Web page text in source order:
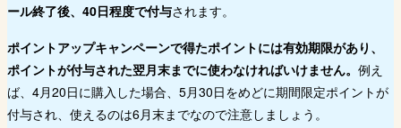
ール終了後、40日程度で付与されます。
ポイントアップキャンペーンで得たポイントには有効期限があり、
ポイントが付与された翌月末までに使わなければいけません。 例え
ば、4月20日に購入した場合、5月30日をめどに期間限定ポイントが
付与され、使えるのは6月末までなので注意しましょう。